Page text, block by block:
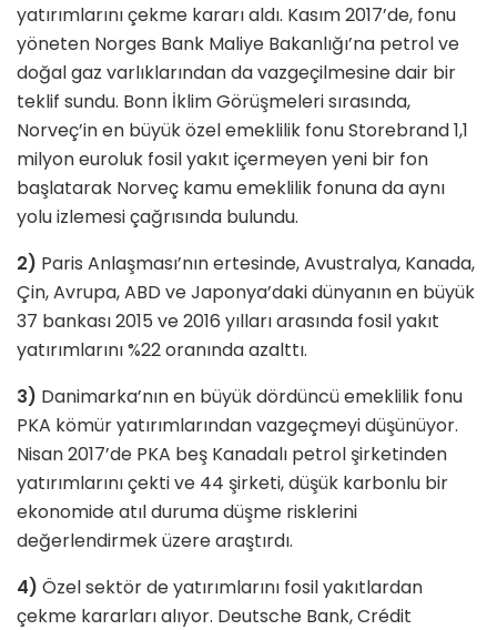
yatırımlarını çekme kararı aldı. Kasım 2017’de, fonu
yöneten Norges Bank Maliye Bakanlığı’na petrol ve
doğal gaz varlıklarından da vazgeçilmesine dair bir
teklif sundu. Bonn İklim Görüşmeleri sırasında,
Norveç’in en büyük özel emeklilik fonu Storebrand 1,1
milyon euroluk fosil yakıt içermeyen yeni bir fon
başlatarak Norveç kamu emeklilik fonuna da aynı
yolu izlemesi çağrısında bulundu.
2) Paris Anlaşması’nın ertesinde, Avustralya, Kanada,
Çin, Avrupa, ABD ve Japonya’daki dünyanın en büyük
37 bankası 2015 ve 2016 yılları arasında fosil yakıt
yatırımlarını %22 oranında azalttı.
3) Danimarka’nın en büyük dördüncü emeklilik fonu
PKA kömür yatırımlarından vazgeçmeyi düşünüyor.
Nisan 2017’de PKA beş Kanadalı petrol şirketinden
yatırımlarını çekti ve 44 şirketi, düşük karbonlu bir
ekonomide atıl duruma düşme risklerini
değerlendirmek üzere araştırdı.
4) Özel sektör de yatırımlarını fosil yakıtlardan
çekme kararları alıyor. Deutsche Bank, Crédit